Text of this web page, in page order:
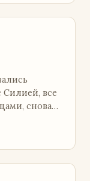
Силией, все
снова